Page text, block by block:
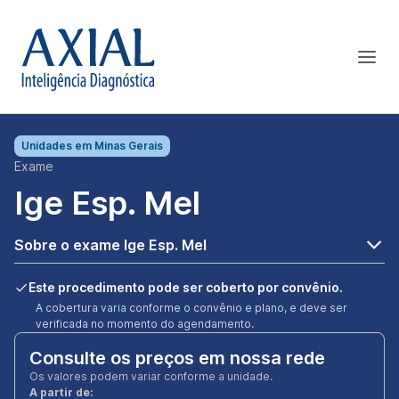
Unidades em Minas Gerais
Exame
Ige Esp. Mel
Sobre o exame Ige Esp. Mel
Este procedimento pode ser coberto por convênio.
A cobertura varia conforme o convênio e plano, e deve ser
verificada no momento do agendamento.
Consulte os preços em nossa rede
Os valores podem variar conforme a unidade.
A partir de: